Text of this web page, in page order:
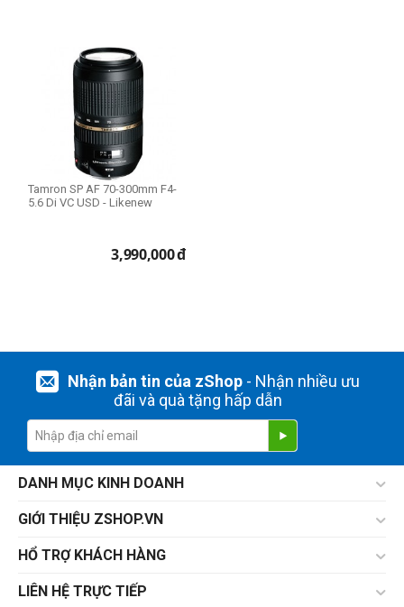
Tamron SP AF 70-300mm F4-
5.6 Di VC USD - Likenew
3,990,000đ
Nhận bản tin của zShop- Nhận nhiều ưu
đãi và quà tặng hấp dẫn
DANH MỤC KINH DOANH
GIỚI THIỆU ZSHOP.VN
HỔ TRỢ KHÁCH HÀNG
LIÊN HỆ TRỰC TIẾP